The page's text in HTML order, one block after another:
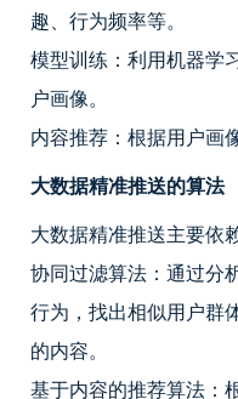
趣、行为频率等。
模型训练：利用机器学
户画像。
内容推荐：根据用户画
大数据精准推送的算法
大数据精准推送主要依
协同过滤算法：通过分
行为，找出相似用户群
的内容。
基于内容的推荐算法：